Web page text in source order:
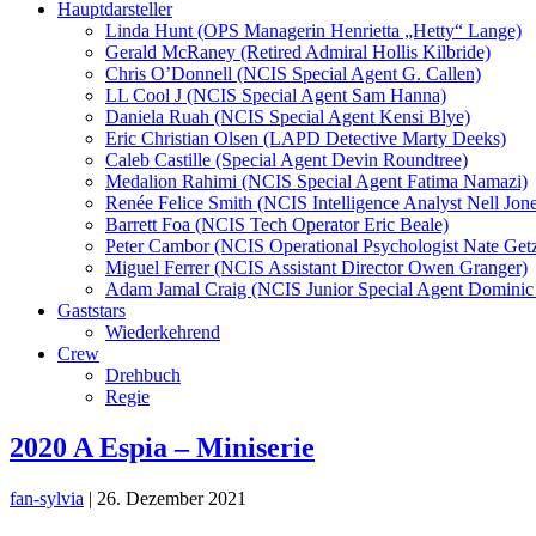
Hauptdarsteller
Linda Hunt (OPS Managerin Henrietta „Hetty“ Lange)
Gerald McRaney (Retired Admiral Hollis Kilbride)
Chris O’Donnell (NCIS Special Agent G. Callen)
LL Cool J (NCIS Special Agent Sam Hanna)
Daniela Ruah (NCIS Special Agent Kensi Blye)
Eric Christian Olsen (LAPD Detective Marty Deeks)
Caleb Castille (Special Agent Devin Roundtree)
Medalion Rahimi (NCIS Special Agent Fatima Namazi)
Renée Felice Smith (NCIS Intelligence Analyst Nell
Barrett Foa (NCIS Tech Operator Eric Beale)
Peter Cambor (NCIS Operational Psychologist Nate
Miguel Ferrer (NCIS Assistant Director Owen Granger)
Adam Jamal Craig (NCIS Junior Special Agent
Gaststars
Wiederkehrend
Crew
Drehbuch
Regie
2020 A Espia – Miniserie
fan-sylvia | 26. Dezember 2021